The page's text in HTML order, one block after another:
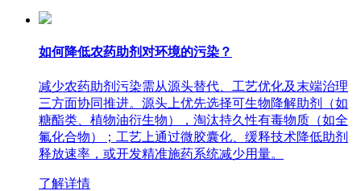
如何降低农药助剂对环境的污染？
减少农药助剂污染需从源头替代、工艺优化及末端治理
三方面协同推进。源头上优先选择可生物降解助剂（如
糖酯类、植物油衍生物），淘汰持久性有毒物质（如全
氟化合物）；工艺上通过微胶囊化、缓释技术降低助剂
释放速率，或开发精准施药系统减少用量。
了解详情